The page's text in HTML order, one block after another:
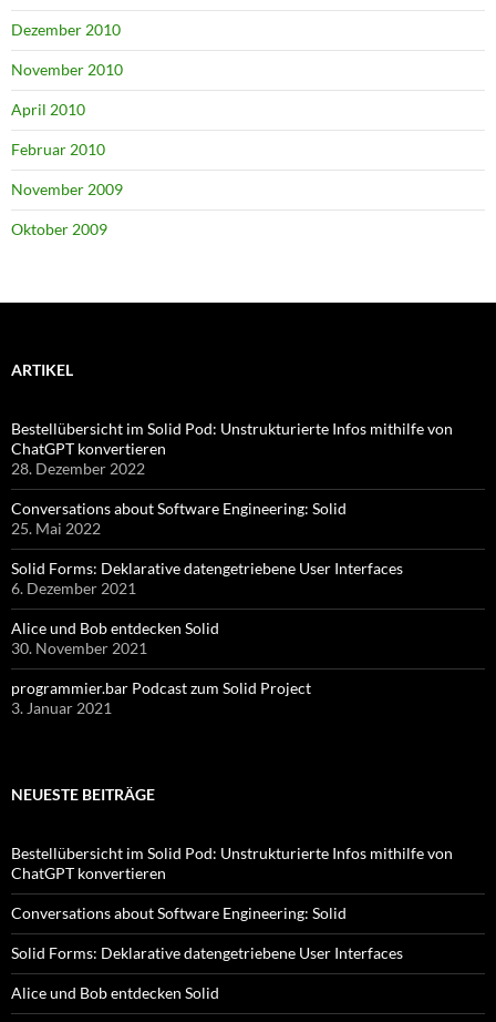
Dezember 2010
November 2010
April 2010
Februar 2010
November 2009
Oktober 2009
ARTIKEL
Bestellübersicht im Solid Pod: Unstrukturierte Infos mithilfe von
ChatGPT konvertieren
28. Dezember 2022
Conversations about Software Engineering: Solid
25. Mai 2022
Solid Forms: Deklarative datengetriebene User Interfaces
6. Dezember 2021
Alice und Bob entdecken Solid
30. November 2021
programmier.bar Podcast zum Solid Project
3. Januar 2021
NEUESTE BEITRÄGE
Bestellübersicht im Solid Pod: Unstrukturierte Infos mithilfe von
ChatGPT konvertieren
Conversations about Software Engineering: Solid
Solid Forms: Deklarative datengetriebene User Interfaces
Alice und Bob entdecken Solid